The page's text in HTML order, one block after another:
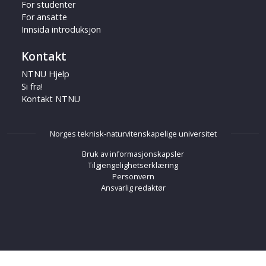
For studenter
For ansatte
Innsida introduksjon
Kontakt
NTNU Hjelp
Si fra!
Kontakt NTNU
Norges teknisk-naturvitenskapelige universitet
Bruk av informasjonskapsler
Tilgjengelighetserklæring
Personvern
Ansvarlig redaktør